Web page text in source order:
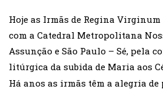
Hoje as Irmãs de Regina
com a Catedral Metropolitana
Assunção e São Paulo – Sé, pela
litúrgica da subida de Maria aos
Há anos as irmãs têm a alegria